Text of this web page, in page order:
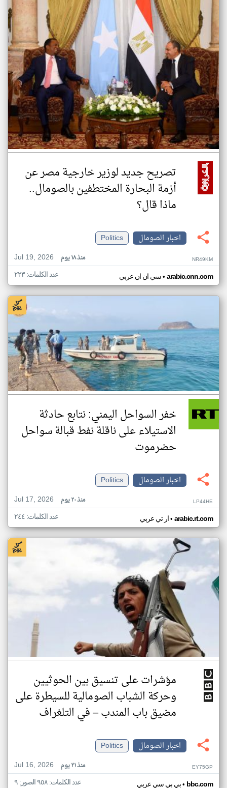
تصريح جديد لوزير خارجية مصر عن
أزمة البحارة المختطفين بالصومال..
ماذا قال؟
اخبار الصومال
Politics
Jul 19, 2026
منذ ١٨ يوم NR49KM
سي ان ان عربي• arabic.cnn.com عدد الكلمات: ٢٢٣
خفر السواحل اليمني: نتابع حادثة
الاستيلاء على ناقلة نفط قبالة سواحل
حضرموت
اخبار الصومال
Politics
Jul 17, 2026
منذ ٢٠ يوم LP44HE
ار تي عربي• arabic.rt.com عدد الكلمات: ٢٤٤
مؤشرات على تنسيق بين الحوثيين
وحركة الشباب الصومالية للسيطرة على
مضيق باب المندب – في التلغراف
اخبار الصومال
Politics
Jul 16, 2026
منذ ٢١ يوم EY75GP
بي بي سي عربي• bbc.com عدد الكلمات: ٩٥٨ الصور: ٩